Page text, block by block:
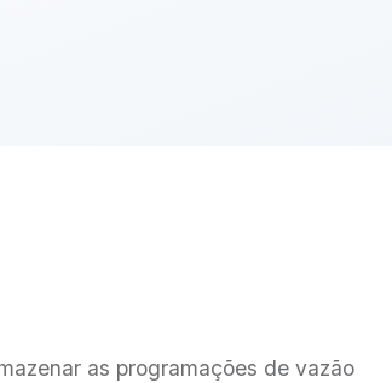
as programações de vazão